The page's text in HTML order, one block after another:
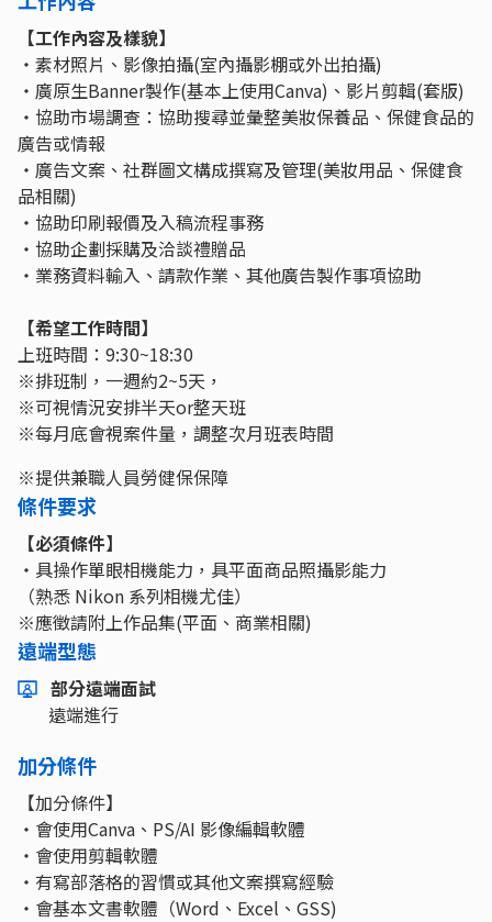
【工作內容及樣貌】
・素材照片、影像拍攝(室內攝影棚或外出拍攝)
・廣原生Banner製作(基本上使用Canva)、影片剪輯(套版)
・協助市場調查：協助搜尋並彙整美妝保養品、保健食品的
廣告或情報
・廣告文案、社群圖文構成撰寫及管理(美妝用品、保健食
品相關)
・協助印刷報價及入稿流程事務
・協助企劃採購及洽談禮贈品
・業務資料輸入、請款作業、其他廣告製作事項協助
【希望工作時間】
上班時間：9:30~18:30
※排班制，一週約2~5天，
※可視情況安排半天or整天班
※每月底會視案件量，調整次月班表時間
※提供兼職人員勞健保保障
條件要求
【必須條件】
・具操作單眼相機能力，具平面商品照攝影能力
（熟悉 Nikon 系列相機尤佳）
※應徵請附上作品集(平面、商業相關)
遠端型態
部分遠端面試
遠端進行
加分條件
【加分條件】
・會使用Canva、PS/AI 影像編輯軟體
・會使用剪輯軟體
・有寫部落格的習慣或其他文案撰寫經驗
・會基本文書軟體（Word、Excel、GSS)